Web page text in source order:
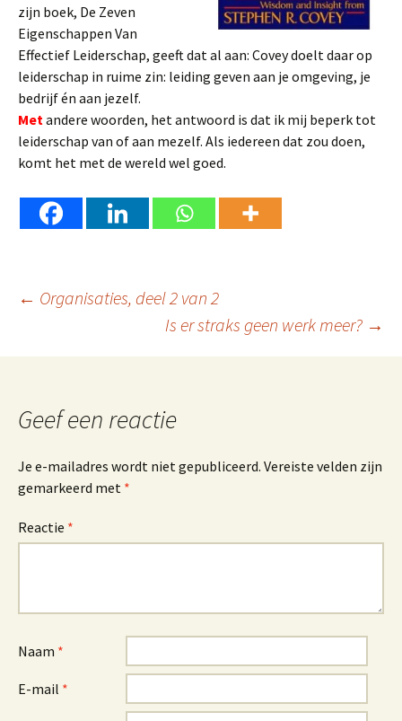
zijn boek, De Zeven
Eigenschappen Van
Effectief Leiderschap, geeft dat al aan: Covey doelt daar op
leiderschap in ruime zin: leiding geven aan je omgeving, je
bedrijf én aan jezelf.
Metandere woorden, het antwoord is dat ik mij beperk tot
leiderschap van of aan mezelf. Als iedereen dat zou doen,
komt het met de wereld wel goed.
Berichtnavigatie
← Organisaties, deel 2 van 2
Is er straks geen werk meer? →
Geef een reactie
Je e-mailadres wordt niet gepubliceerd. Vereiste velden zijn
gemarkeerd met *
Reactie *
Naam *
E-mail *